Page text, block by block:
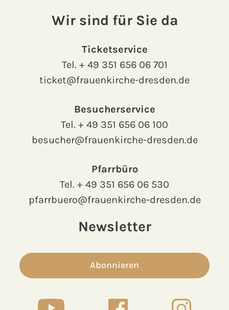
Wir sind für Sie da
Ticketservice
Tel. + 49 351 656 06 701
ticket@frauenkirche-dresden.de
Besucherservice
Tel. + 49 351 656 06 100
besucher@frauenkirche-dresden.de
Pfarrbüro
Tel. + 49 351 656 06 530
pfarrbuero@frauenkirche-dresden.de
Newsletter
Abonnieren